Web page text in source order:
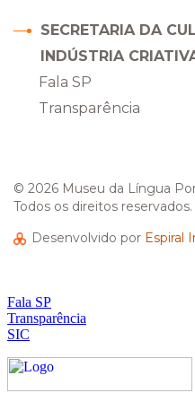
SECRETARIA DA
INDÚSTRIA
Fala SP
Transparência
© 2026 Museu da Língua
Todos os direitos reservados.
Desenvolvido por Espiral